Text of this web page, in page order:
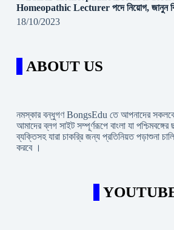
Homeopathic Lecturer পদে নিয়োগ, জানুন
18/10/2023
ABOUT US
নমস্কার বন্ধুগণ BongsEdu তে আপনাদের
আমাদের ব্লগ সাইট সম্পূর্ণরূপে বাংলা যা পশ্চিমবঙ্গের
ব্যক্তিসহ যারা চাকরি্র জন্য প্রতিনিয়ত পড়াশুনা
করবে ।